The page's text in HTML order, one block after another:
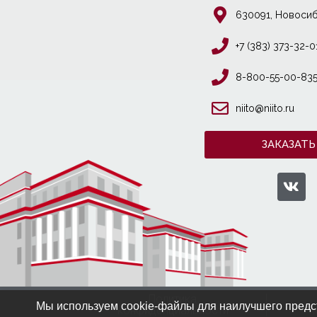
630091,
+7 (383) 373-32-
8-800-55-00-835
niito@niito.ru
Политика
конфиденциальности
Мы используем cookie-файлы для наилучшего